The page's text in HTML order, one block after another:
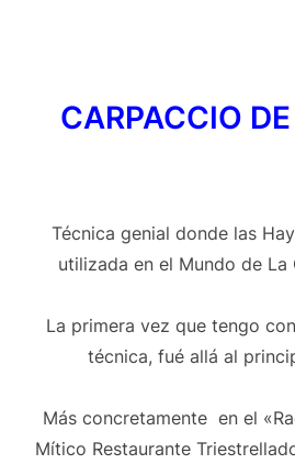
CARPACCIO
Técnica genial donde las
utilizada en el Mundo de La
La primera vez que tengo
técnica, fué allá al
Más concretamente en el
Mítico Restaurante